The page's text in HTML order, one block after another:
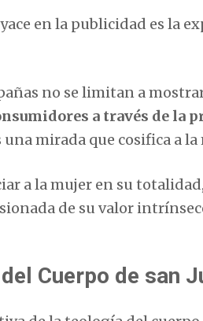
en la publicidad es la
no se limitan a
a través de la
mirada que cosifica a la
a la mujer en su totalidad,
de su valor
Cuerpo de san